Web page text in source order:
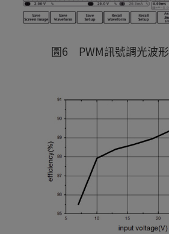
圖6 PWM訊號調光波形